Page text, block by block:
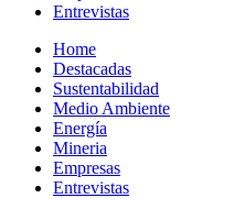
Entrevistas
Menu
Home
Destacadas
Sustentabilidad
Medio Ambiente
Energía
Mineria
Empresas
Entrevistas